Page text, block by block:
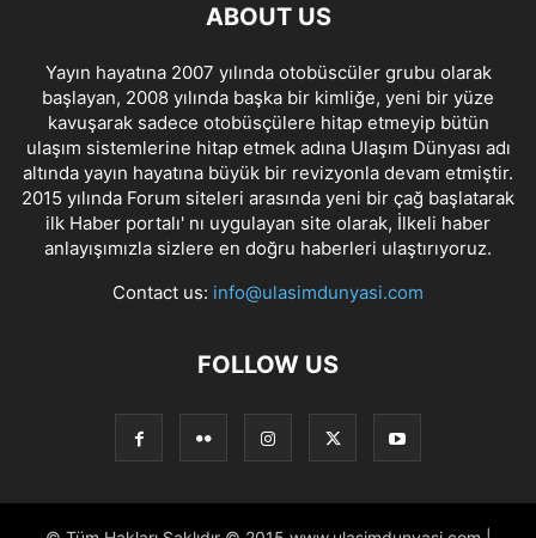
ABOUT US
Yayın hayatına 2007 yılında otobüscüler grubu olarak
başlayan, 2008 yılında başka bir kimliğe, yeni bir yüze
kavuşarak sadece otobüsçülere hitap etmeyip bütün
ulaşım sistemlerine hitap etmek adına Ulaşım Dünyası adı
altında yayın hayatına büyük bir revizyonla devam etmiştir.
2015 yılında Forum siteleri arasında yeni bir çağ başlatarak
ilk Haber portalı' nı uygulayan site olarak, İlkeli haber
anlayışımızla sizlere en doğru haberleri ulaştırıyoruz.
Contact us: info@ulasimdunyasi.com
FOLLOW US